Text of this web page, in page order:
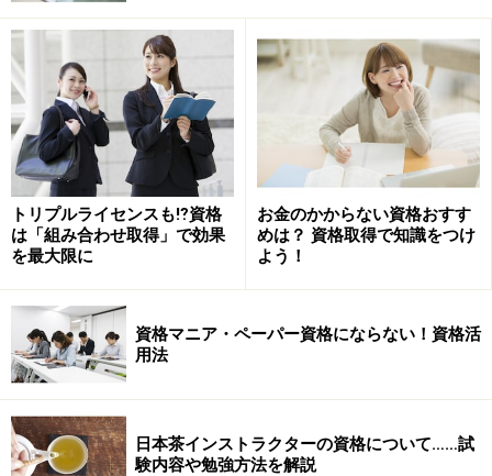
その後転職し、現在の仕事は外資系企業のスタッフ部門
で、契約内容のレビュー、業務手続の制定と文書化、ノ
ウハウの体系化などを主な業務としています。
---最初に取得した資格は
歳の時だったそうですね。その後3年間連続で「情報処
理システム監査技術者」「弁理士」
得されていますが、もともとこうした資格取得を目指さ
れたきっかけは何だったのでしょうか。
トリプルライセンスも⁉資格
は「組み合わせ取得」で効果
を最大限に
お金のかからない資格おすす
めは？ 資格取得で知識をつけ
よう！
資格マニア・ペーパー資格にならない！資格活
用法
日本茶インストラクターの資格について……試
験内容や勉強方法を解説